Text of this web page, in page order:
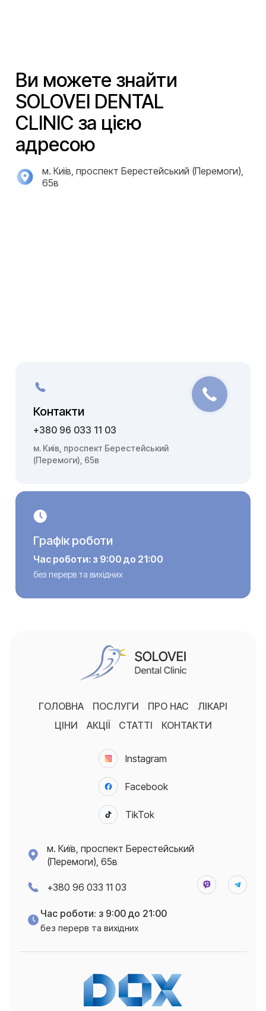
Ви можете знайти
SOLOVEI DENTAL
CLINIC за цією
адресою
м. Київ, проспект Берестейський (Перемоги),
65в
Контакти
+380 96 033 11 03
м. Київ, проспект Берестейський
(Перемоги), 65в
Графік роботи
Час роботи: з 9:00 до 21:00
без перерв та вихідних
ГОЛОВНА ПОСЛУГИ ПРО НАС
ЛІКАРІ
ЦІНИ
АКЦІЇ СТАТТІ КОНТАКТИ
Instagram
Facebook
TikTok
м. Київ, проспект Берестейський
(Перемоги), 65в
+380 96 033 11 03
Час роботи: з 9:00 до 21:00
без перерв та вихідних